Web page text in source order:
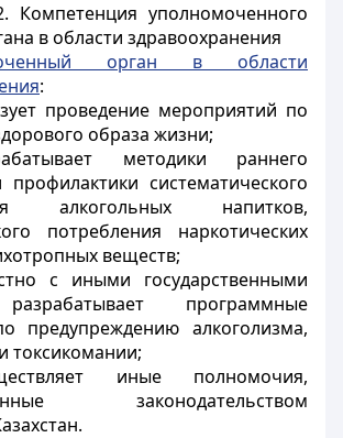
Компетенция уполномоченного
в области здравоохранения
орган в области
:
проведение мероприятий по
образа жизни;
методики раннего
систематического
алкогольных напитков,
потребления наркотических
веществ;
с иными государственными
программные
предупреждению алкоголизма,
токсикомании;
иные полномочия,
законодательством